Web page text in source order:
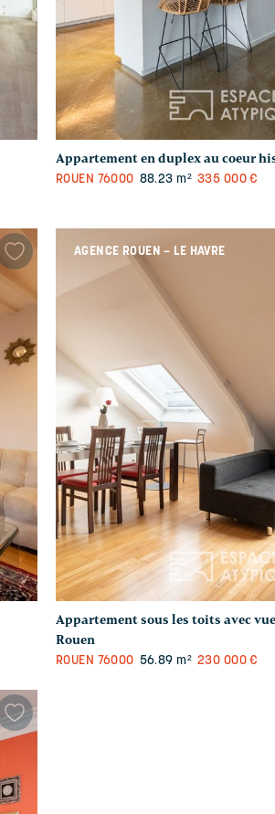
Appartement en duplex au coeur
ROUEN 76000 88.23 m² 335 000 €
AGENCE ROUEN – LE HAVRE
Appartement sous les toits avec
Rouen
ROUEN 76000 56.89 m² 230 000 €